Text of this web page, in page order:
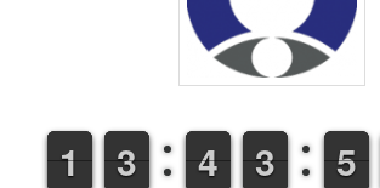
1
1
1
1 2
2
3
3 3
3
4
4 2
2
3
3 4
5
5